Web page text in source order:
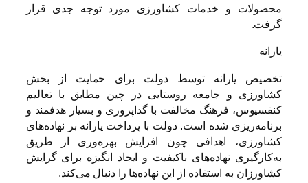
محصولات و خدمات کشاورزی مورد توجه جدی قرار
گرفت.
یارانه
تخصیص یارانه توسط دولت برای حمایت از بخش
کشاورزی و جامعه روستایی در چین مطابق با تعالیم
کنفسیوس، فرهنگ مخالفت با گداپروری و بسیار هدفمند و
برنامه‌ریزی شده است. دولت با پرداخت یارانه بر نهاده‌های
کشاورزی، اهدافی چون افزایش بهره‌وری از طریق
به‌کارگیری نهاده‌های باکیفیت و ایجاد انگیزه برای گرایش
کشاورزان به استفاده از این نهاده‌ها را دنبال می‌کند.